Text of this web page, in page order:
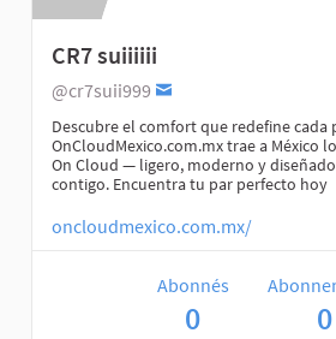
CR7 suiiiiii
@cr7suii999
Descubre el comfort que redefine cada
OnCloudMexico.com.mx trae a México
On Cloud — ligero, moderno y
contigo. Encuentra tu par perfecto hoy
oncloudmexico.com.mx/
Abonnés
0 0